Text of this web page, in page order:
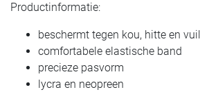
Productinformatie:
beschermt tegen kou, hitte en vuil
comfortabele elastische band
precieze pasvorm
lycra en neopreen